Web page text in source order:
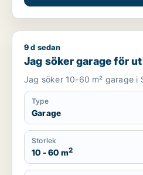
Jag söker garage för
9 d sedan
Jag söker garage för
Jag söker 10-60 m² garage i
Type
Garage
Storlek
10 - 60 m2